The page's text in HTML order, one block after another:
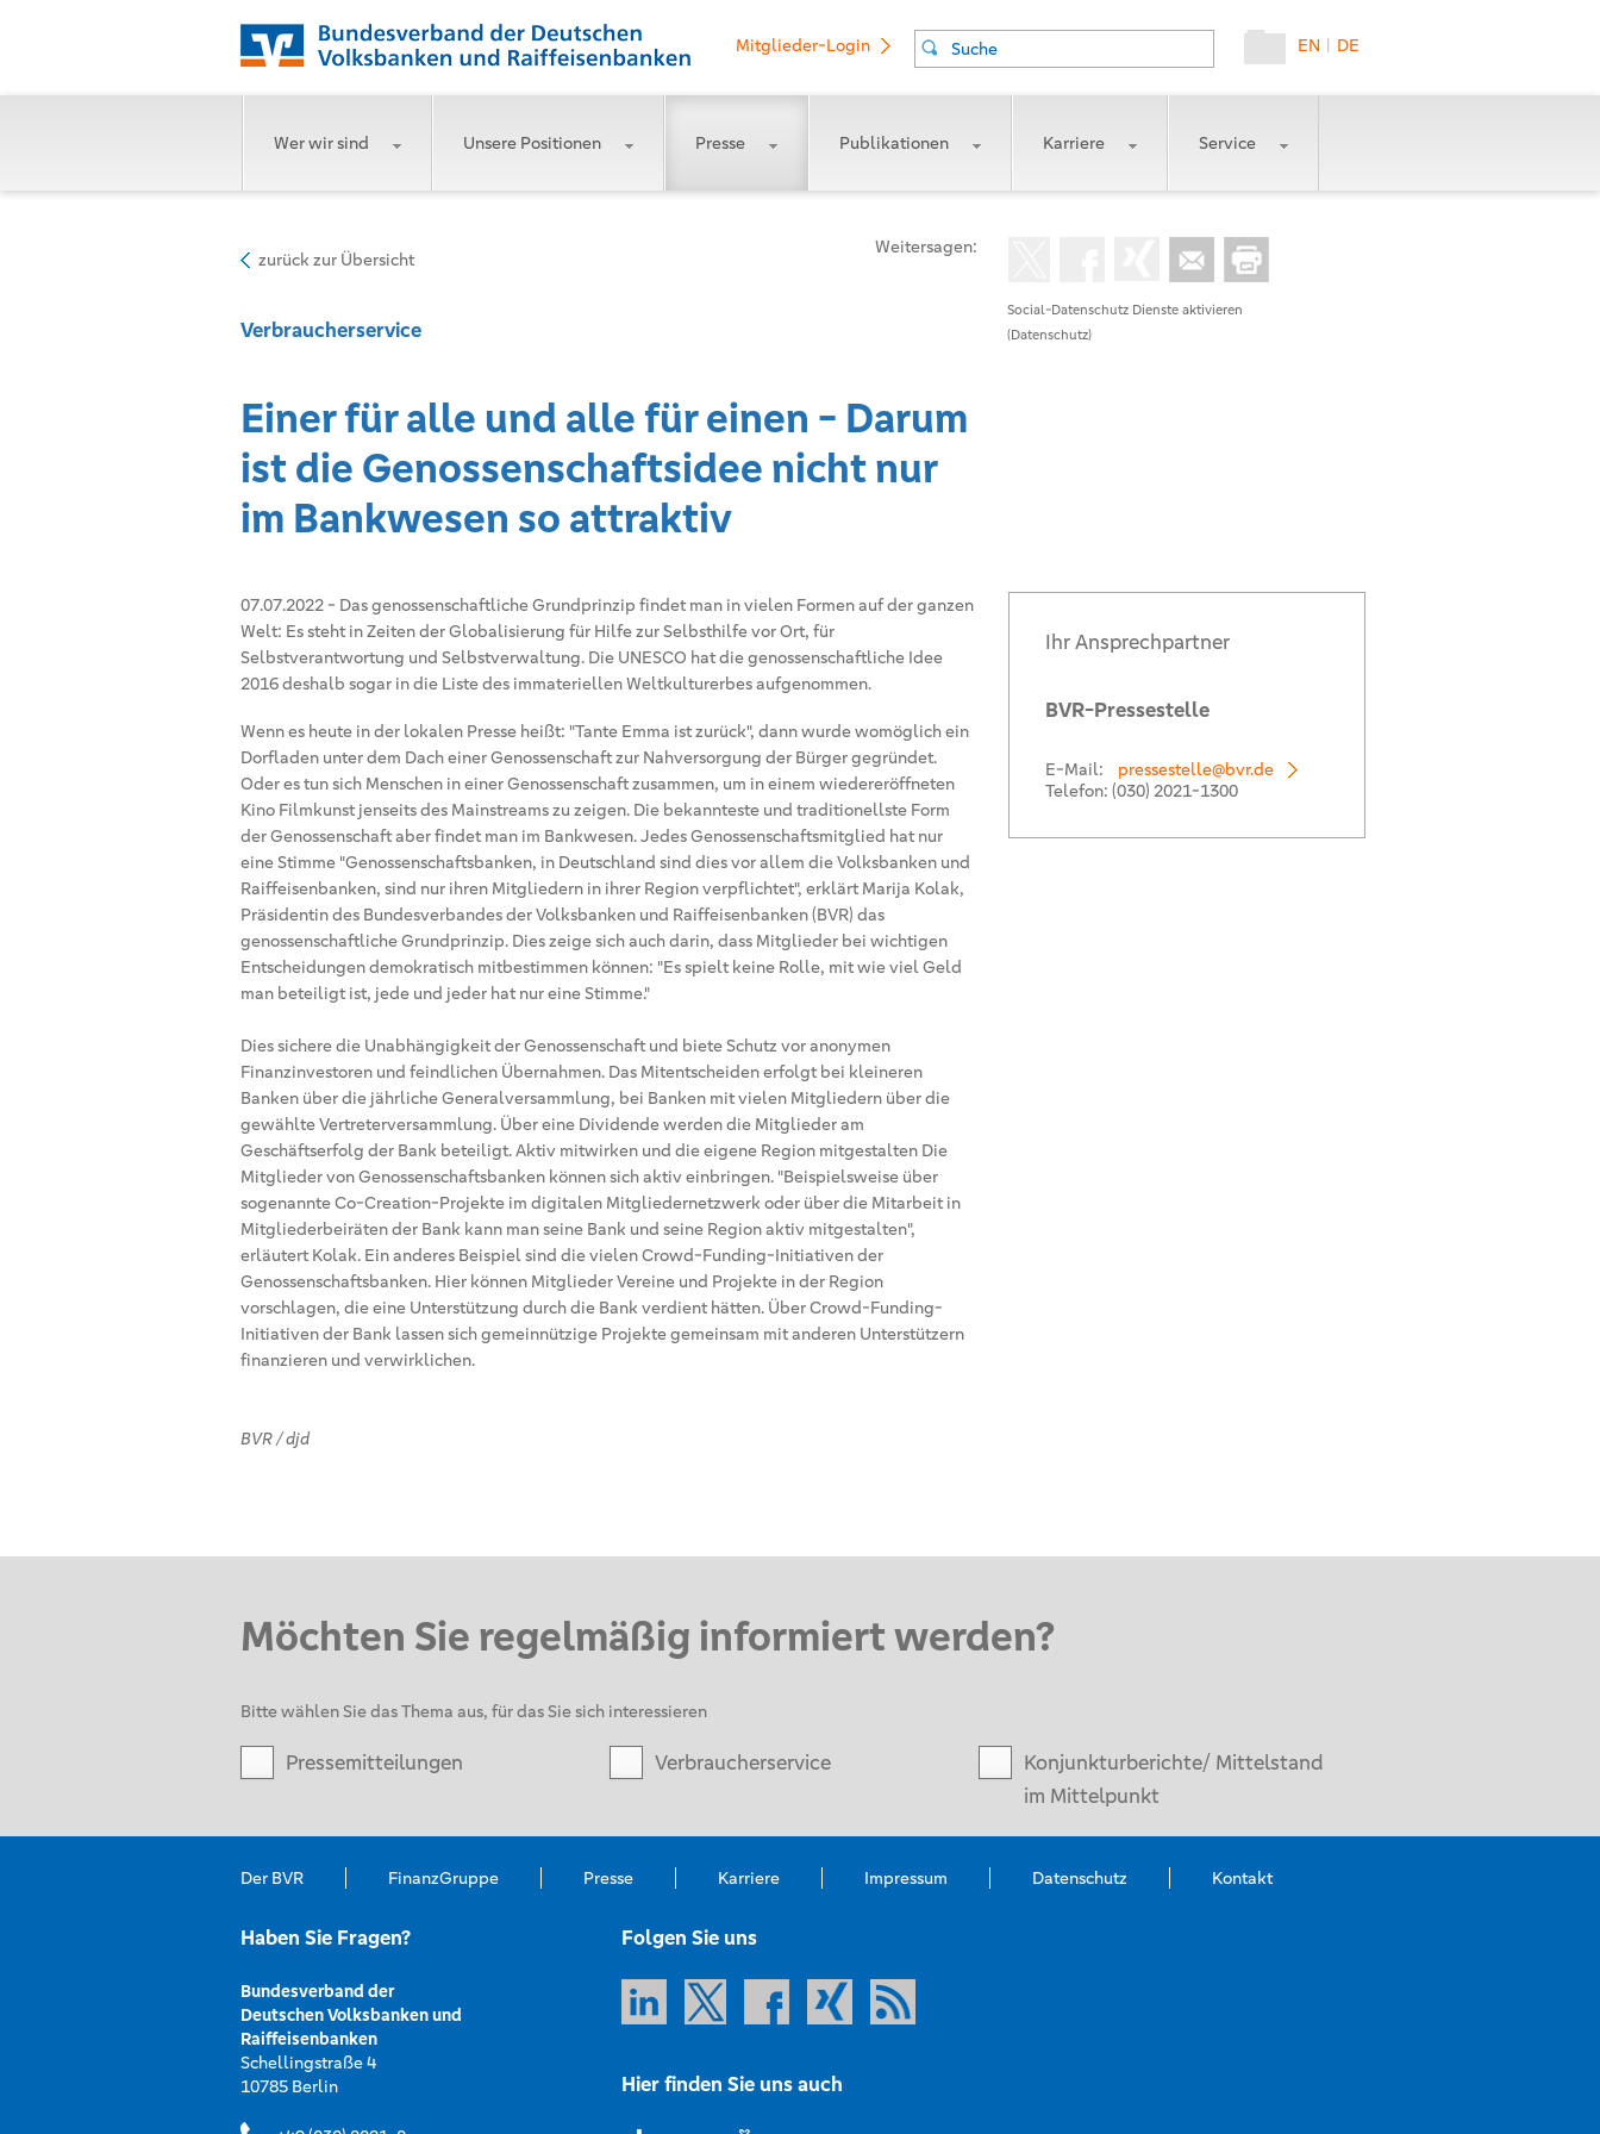
DE
|
EN
Suche
Mitglieder-Login
Wer wir sind Unsere Positionen Presse Publikationen Karriere Service
Social-Datenschutz Dienste aktivieren
(Datenschutz)
Weitersagen:
zurück zur Übersicht
Verbraucherservice
Einer für alle und alle für einen - Darum
ist die Genossenschaftsidee nicht nur
im Bankwesen so attraktiv
07.07.2022 - Das genossenschaftliche Grundprinzip findet man in vielen Formen auf der ganzen
Welt: Es steht in Zeiten der Globalisierung für Hilfe zur Selbsthilfe vor Ort, für
Selbstverantwortung und Selbstverwaltung. Die UNESCO hat die genossenschaftliche Idee
2016 deshalb sogar in die Liste des immateriellen Weltkulturerbes aufgenommen.
Wenn es heute in der lokalen Presse heißt: "Tante Emma ist zurück", dann wurde womöglich ein
Dorfladen unter dem Dach einer Genossenschaft zur Nahversorgung der Bürger gegründet.
Oder es tun sich Menschen in einer Genossenschaft zusammen, um in einem wiedereröffneten
Kino Filmkunst jenseits des Mainstreams zu zeigen. Die bekannteste und traditionellste Form
der Genossenschaft aber findet man im Bankwesen. Jedes Genossenschaftsmitglied hat nur
eine Stimme "Genossenschaftsbanken, in Deutschland sind dies vor allem die Volksbanken und
Raiffeisenbanken, sind nur ihren Mitgliedern in ihrer Region verpflichtet", erklärt Marija Kolak,
Präsidentin des Bundesverbandes der Volksbanken und Raiffeisenbanken (BVR) das
genossenschaftliche Grundprinzip. Dies zeige sich auch darin, dass Mitglieder bei wichtigen
Entscheidungen demokratisch mitbestimmen können: "Es spielt keine Rolle, mit wie viel Geld
man beteiligt ist, jede und jeder hat nur eine Stimme."
Dies sichere die Unabhängigkeit der Genossenschaft und biete Schutz vor anonymen
Finanzinvestoren und feindlichen Übernahmen. Das Mitentscheiden erfolgt bei kleineren
Banken über die jährliche Generalversammlung, bei Banken mit vielen Mitgliedern über die
gewählte Vertreterversammlung. Über eine Dividende werden die Mitglieder am
Geschäftserfolg der Bank beteiligt. Aktiv mitwirken und die eigene Region mitgestalten Die
Mitglieder von Genossenschaftsbanken können sich aktiv einbringen. "Beispielsweise über
sogenannte Co-Creation-Projekte im digitalen Mitgliedernetzwerk oder über die Mitarbeit in
Mitgliederbeiräten der Bank kann man seine Bank und seine Region aktiv mitgestalten",
erläutert Kolak. Ein anderes Beispiel sind die vielen Crowd-Funding-Initiativen der
Genossenschaftsbanken. Hier können Mitglieder Vereine und Projekte in der Region
vorschlagen, die eine Unterstützung durch die Bank verdient hätten. Über Crowd-Funding-
Initiativen der Bank lassen sich gemeinnützige Projekte gemeinsam mit anderen Unterstützern
finanzieren und verwirklichen.
BVR / djd
Ihr Ansprechpartner
BVR-Pressestelle
E-Mail:
pressestelle@bvr.de
Telefon: (030) 2021-1300
Möchten Sie regelmäßig informiert werden?
Bitte wählen Sie das Thema aus, für das Sie sich interessieren
Pressemitteilungen Verbraucherservice
Konjunkturberichte/ Mittelstand
im Mittelpunkt
Der BVR FinanzGruppe Presse Karriere Impressum Datenschutz Kontakt
Haben Sie Fragen?
Bundesverband der
Deutschen Volksbanken und
Raiffeisenbanken
Schellingstraße 4
10785 Berlin
Folgen Sie uns
Hier finden Sie uns auch